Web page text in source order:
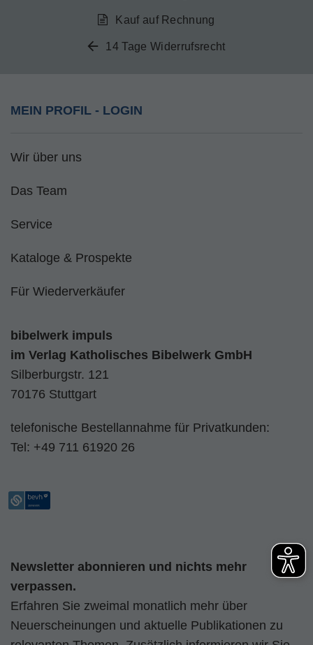
Kauf auf Rechnung
14 Tage Widerrufsrecht
MEIN PROFIL - LOGIN
Wir über uns
Das Team
Service
Kataloge & Prospekte
Für Wiederverkäufer
bibelwerk impuls
im Verlag Katholisches Bibelwerk GmbH
Silberburgstr. 121
70176 Stuttgart
telefonische Bestellannahme für Privatkunden:
Tel: +49 711 61920 26
Newsletter abonnieren und nichts mehr
verpassen.
Erfahren Sie zweimal monatlich mehr über
Neuerscheinungen und aktuelle Publikationen zu